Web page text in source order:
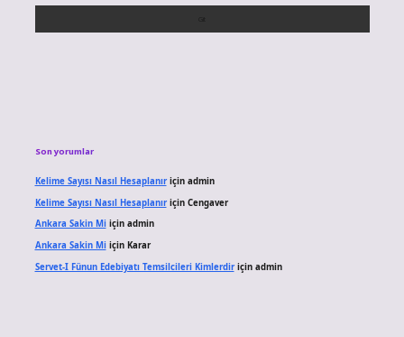
Son yorumlar
Kelime Sayısı Nasıl Hesaplanıriçin admin
Kelime Sayısı Nasıl Hesaplanıriçin Cengaver
Ankara Sakin Miiçin admin
Ankara Sakin Miiçin Karar
Servet-I Fünun Edebiyatı Temsilcileri Kimlerdiriçin admin